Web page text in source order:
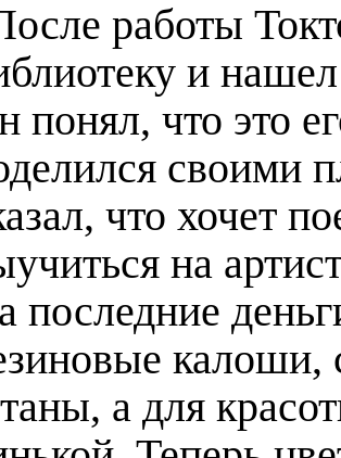
работы
и
понял, что это
своими
что хочет
на
последние
а для